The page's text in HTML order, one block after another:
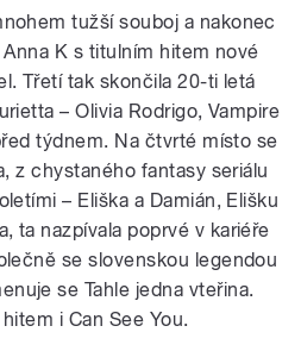
tužší souboj a nakonec
K s titulním hitem nové
Třetí tak skončila 20-ti letá
– Olivia Rodrigo, Vampire
týdnem. Na čtvrté místo se
z chystaného fantasy seriálu
– Eliška a Damián, Elišku
ta nazpívala poprvé v kariéře
se slovenskou legendou
se Tahle jedna vteřina.
i Can See You.